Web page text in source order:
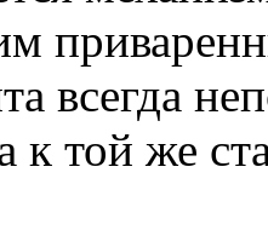
всегда
к той же